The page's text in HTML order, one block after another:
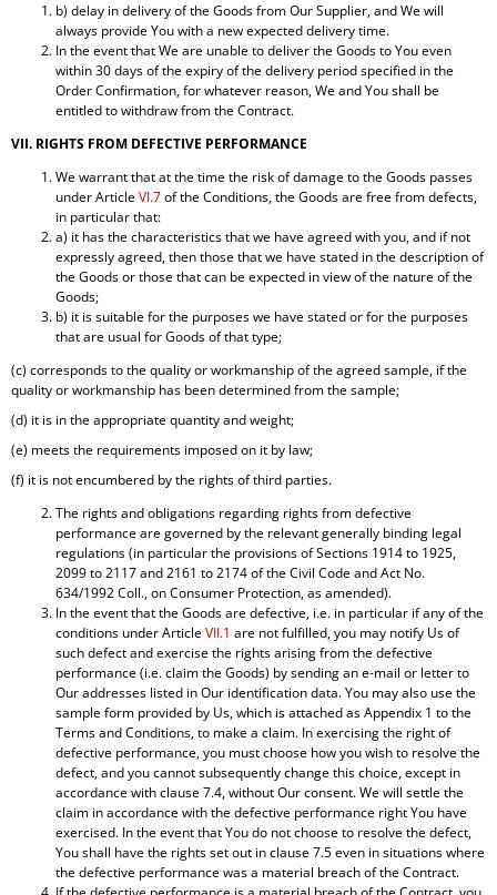
b) delay in delivery of the Goods from Our Supplier, and We will
always provide You with a new expected delivery time.
In the event that We are unable to deliver the Goods to You even
within 30 days of the expiry of the delivery period specified in the
Order Confirmation, for whatever reason, We and You shall be
entitled to withdraw from the Contract.
VII. RIGHTS FROM DEFECTIVE PERFORMANCE
We warrant that at the time the risk of damage to the Goods passes
under ArticleVI.7of the Conditions, the Goods are free from defects,
in particular that:
a) it has the characteristics that we have agreed with you, and if not
expressly agreed, then those that we have stated in the description of
the Goods or those that can be expected in view of the nature of the
Goods;
b) it is suitable for the purposes we have stated or for the purposes
that are usual for Goods of that type;
(c) corresponds to the quality or workmanship of the agreed sample, if the
quality or workmanship has been determined from the sample;
(d) it is in the appropriate quantity and weight;
(e) meets the requirements imposed on it by law;
(f) it is not encumbered by the rights of third parties.
The rights and obligations regarding rights from defective
performance are governed by the relevant generally binding legal
regulations (in particular the provisions of Sections 1914 to 1925,
2099 to 2117 and 2161 to 2174 of the Civil Code and Act No.
634/1992 Coll., on Consumer Protection, as amended).
In the event that the Goods are defective, i.e. in particular if any of the
conditions under ArticleVII.1 are not fulfilled, you may notify Us of
such defect and exercise the rights arising from the defective
performance (i.e. claim the Goods) by sending an e-mail or letter to
Our addresses listed in Our identification data. You may also use the
sample form provided by Us, which is attached as Appendix 1 to the
Terms and Conditions, to make a claim. In exercising the right of
defective performance, you must choose how you wish to resolve the
defect, and you cannot subsequently change this choice, except in
accordance with clause 7.4, without Our consent. We will settle the
claim in accordance with the defective performance right You have
exercised. In the event that You do not choose to resolve the defect,
You shall have the rights set out in clause 7.5 even in situations where
the defective performance was a material breach of the Contract.